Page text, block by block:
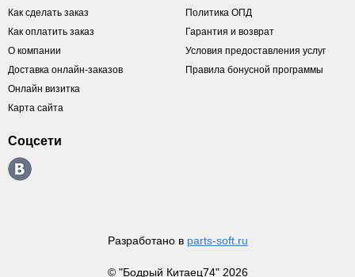
Как сделать заказ
Как оплатить заказ
О компании
Доставка онлайн-заказов
Онлайн визитка
Карта сайта
Политика ОПД
Гарантия и возврат
Условия предоставления услуг
Правила бонусной программы
Соцсети
Разработано в parts-soft.ru
© "Бодрый Китаец74" 2026